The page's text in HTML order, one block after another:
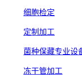
细胞检定
定制加工
菌种保藏专业设
冻干管加工